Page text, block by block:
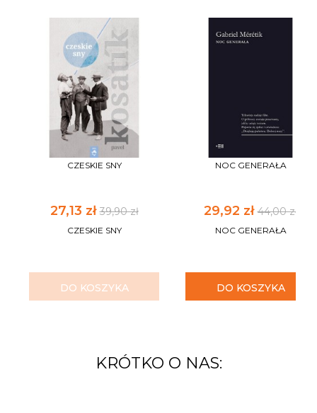
CZESKIE SNY
27,13 zł39,90 zł
CZESKIE SNY
DO KOSZYKA
NOC GENERAŁA
29,92 zł44,00 zł
NOC GENERAŁA
DO KOSZYKA
KRÓTKO O NAS: